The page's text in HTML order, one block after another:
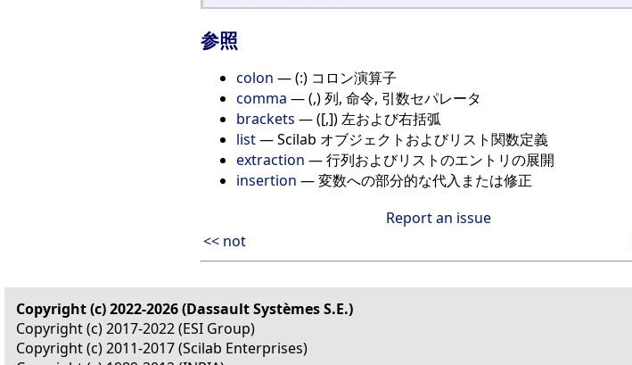
参照
colon — (:) コロン演算子
comma — (,) 列, 命令, 引数セパレータ
brackets — ([,]) 左および右括弧
list— Scilab オブジェクトおよびリスト関数定義
extraction — 行列およびリストのエントリの展開
insertion — 変数への部分的な代入または修正
Report an issue
<< not
Copyright (c) 2022-2026 (Dassault Systèmes S.E.)
Copyright (c) 2017-2022 (ESI Group)
Copyright (c) 2011-2017 (Scilab Enterprises)